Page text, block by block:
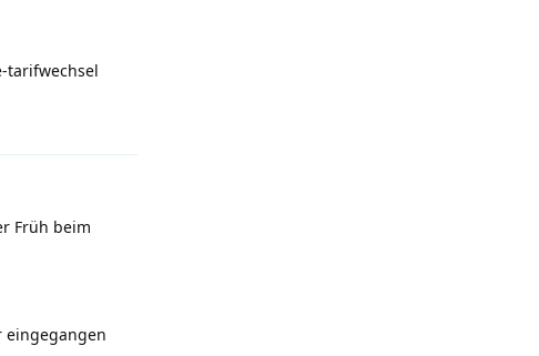
tarifwechsel
Früh beim
eingegangen